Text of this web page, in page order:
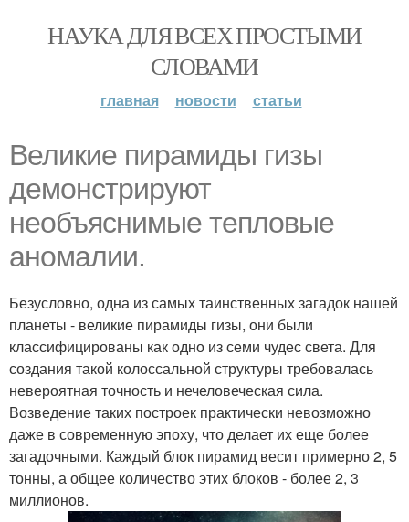
НАУКА ДЛЯ ВСЕХ ПРОСТЫМИ
СЛОВАМИ
главная новости статьи
Великие пирамиды гизы
демонстрируют
необъяснимые тепловые
аномалии.
Безусловно, одна из самых таинственных загадок нашей
планеты - великие пирамиды гизы, они были
классифицированы как одно из семи чудес света. Для
создания такой колоссальной структуры требовалась
невероятная точность и нечеловеческая сила.
Возведение таких построек практически невозможно
даже в современную эпоху, что делает их еще более
загадочными. Каждый блок пирамид весит примерно 2, 5
тонны, а общее количество этих блоков - более 2, 3
миллионов.